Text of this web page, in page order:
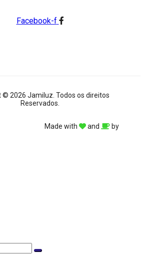
Facebook-f
© 2026 Jamiluz. Todos os direitos
Reservados.
Made with and by